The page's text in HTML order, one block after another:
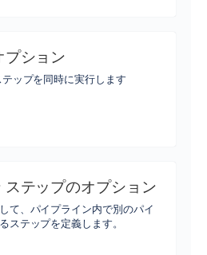
プション
ップを同時に実行します
テップのオプション
て、パイプライン内で別のパイ
ステップを定義します。